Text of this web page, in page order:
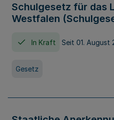
Schulgesetz für das
Westfalen
In Kraft Seit 01. August
Gesetz